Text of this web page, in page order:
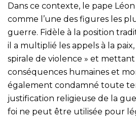
Dans ce contexte, le pape Léon
comme l’une des figures les
guerre. Fidèle à la position
il a multiplié les appels à la
spirale de violence » et
conséquences humaines et
également condamné toute
justification religieuse de la
foi ne peut être utilisée pour